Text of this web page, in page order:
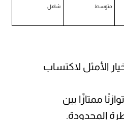
متوسط شامل
الأمثل لاكتساب
ممتازًا بين
المحدودة.